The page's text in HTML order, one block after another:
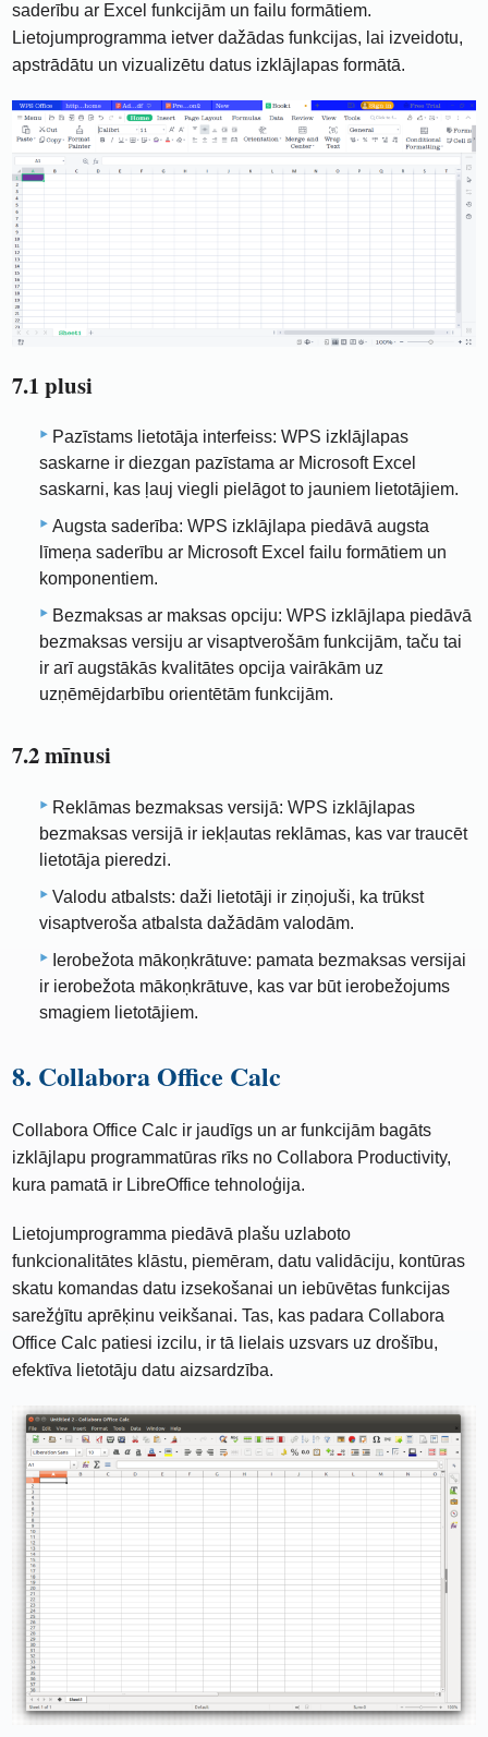
saderību ar Excel funkcijām un failu formātiem.
Lietojumprogramma ietver dažādas funkcijas, lai izveidotu,
apstrādātu un vizualizētu datus izklājlapas formātā.
7.1 plusi
Pazīstams lietotāja interfeiss: WPS izklājlapas
saskarne ir diezgan pazīstama ar Microsoft Excel
saskarni, kas ļauj viegli pielāgot to jauniem lietotājiem.
Augsta saderība: WPS izklājlapa piedāvā augsta
līmeņa saderību ar Microsoft Excel failu formātiem un
komponentiem.
Bezmaksas ar maksas opciju: WPS izklājlapa piedāvā
bezmaksas versiju ar visaptverošām funkcijām, taču tai
ir arī augstākās kvalitātes opcija vairākām uz
uzņēmējdarbību orientētām funkcijām.
7.2 mīnusi
Reklāmas bezmaksas versijā: WPS izklājlapas
bezmaksas versijā ir iekļautas reklāmas, kas var traucēt
lietotāja pieredzi.
Valodu atbalsts: daži lietotāji ir ziņojuši, ka trūkst
visaptveroša atbalsta dažādām valodām.
Ierobežota mākoņkrātuve: pamata bezmaksas versijai
ir ierobežota mākoņkrātuve, kas var būt ierobežojums
smagiem lietotājiem.
8. Collabora Office Calc
Collabora Office Calc ir jaudīgs un ar funkcijām bagāts
izklājlapu programmatūras rīks no Collabora Productivity,
kura pamatā ir LibreOffice tehnoloģija.
Lietojumprogramma piedāvā plašu uzlaboto
funkcionalitātes klāstu, piemēram, datu validāciju, kontūras
skatu komandas datu izsekošanai un iebūvētas funkcijas
sarežģītu aprēķinu veikšanai. Tas, kas padara Collabora
Office Calc patiesi izcilu, ir tā lielais uzsvars uz drošību,
efektīva lietotāju datu aizsardzība.